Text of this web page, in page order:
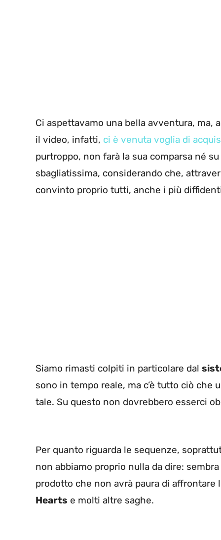
Ci aspettavamo una bella avventura,
il video, infatti, ci è venuta voglia di
purtroppo, non farà la sua comparsa né su
sbagliatissima, considerando che,
convinto proprio tutti, anche i più
Siamo rimasti colpiti in particolare dal
sono in tempo reale, ma c’è tutto ciò
tale. Su questo non dovrebbero esserci
Per quanto riguarda le sequenze,
non abbiamo proprio nulla da dire:
prodotto che non avrà paura di affrontare
Hearts e molti altre saghe.